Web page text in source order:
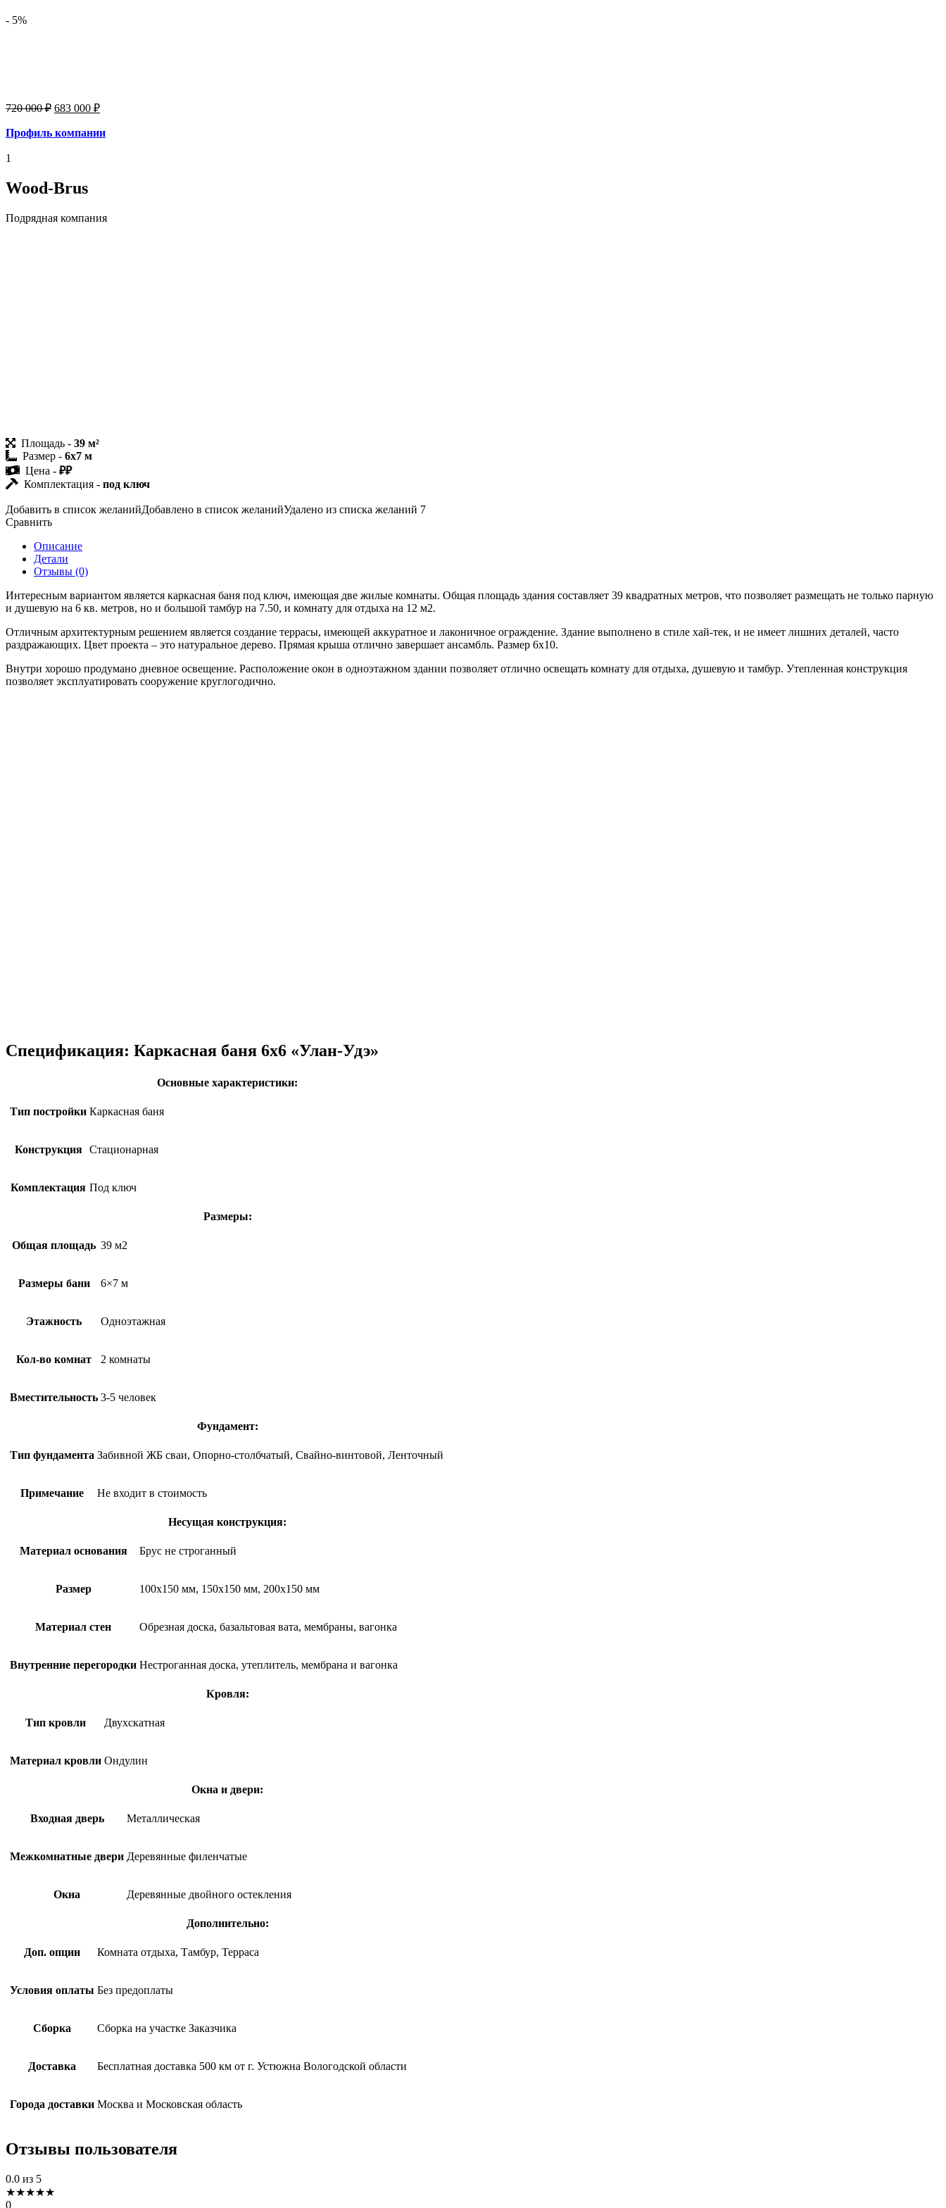
- 5%
720 000₽ 683 000 ₽
Профиль компании
1
Wood-Brus
Подрядная компания
Площадь - 39 м²
Размер - 6х7 м
Цена - ₽₽
Комплектация - под ключ
Добавить в список желанийДобавлено в список желанийУдалено из списка желаний 7
Сравнить
Описание
Детали
Отзывы (0)
Интересным вариантом является каркасная баня под ключ, имеющая две жилые комнаты. Общая площадь здания составляет 39 квадратных метров, что позволяет размещать не только парную
и душевую на 6 кв. метров, но и большой тамбур на 7.50, и комнату для отдыха на 12 м2.
Отличным архитектурным решением является создание террасы, имеющей аккуратное и лаконичное ограждение. Здание выполнено в стиле хай-тек, и не имеет лишних деталей, часто
раздражающих. Цвет проекта – это натуральное дерево. Прямая крыша отлично завершает ансамбль. Размер 6х10.
Внутри хорошо продумано дневное освещение. Расположение окон в одноэтажном здании позволяет отлично освещать комнату для отдыха, душевую и тамбур. Утепленная конструкция
позволяет эксплуатировать сооружение круглогодично.
Спецификация: Каркасная баня 6х6 «Улан-Удэ»
Основные характеристики:
Тип постройки Каркасная баня
Конструкция Стационарная
Комплектация Под ключ
Размеры:
Общая площадь 39 м2
Размеры бани 6×7 м
Этажность Одноэтажная
Кол-во комнат 2 комнаты
Вместительность 3-5 человек
Фундамент:
Тип фундамента Забивной ЖБ сваи, Опорно-столбчатый, Свайно-винтовой, Ленточный
Примечание Не входит в стоимость
Несущая конструкция:
Материал основания Брус не строганный
Размер 100х150 мм, 150х150 мм, 200х150 мм
Материал стен Обрезная доска, базальтовая вата, мембраны, вагонка
Внутренние перегородки Нестроганная доска, утеплитель, мембрана и вагонка
Кровля:
Тип кровли Двухскатная
Материал кровли Ондулин
Окна и двери:
Входная дверь Металлическая
Межкомнатные двери Деревянные филенчатые
Окна Деревянные двойного остекления
Дополнительно:
Доп. опции Комната отдыха, Тамбур, Терраса
Условия оплаты Без предоплаты
Сборка Сборка на участке Заказчика
Доставка Бесплатная доставка 500 км от г. Устюжна Вологодской области
Города доставки Москва и Московская область
Отзывы пользователя
0.0 из 5
★★★★★
0